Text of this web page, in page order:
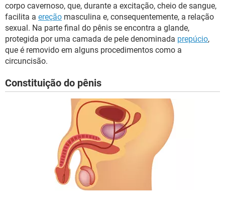
corpo cavernoso, que, durante a excitação, cheio de sangue,
facilita a ereção masculina e, consequentemente, a relação
sexual. Na parte final do pênis se encontra a glande,
protegida por uma camada de pele denominada prepúcio,
que é removido em alguns procedimentos como a
circuncisão.
Constituição do pênis